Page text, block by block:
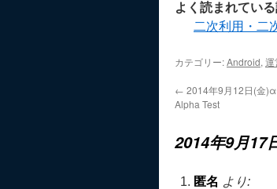
よく読まれてい
二次利用・二
カテゴリー:Android, 運
← 2014年9月12日(金
Alpha Test
2014年9月17
匿名 より: